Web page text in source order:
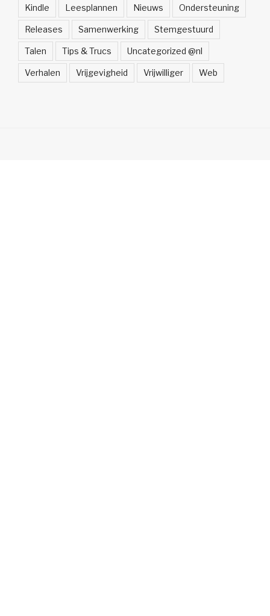
Kindle Leesplannen Nieuws Ondersteuning
Releases Samenwerking Stemgestuurd
Talen Tips & Trucs Uncategorized @nl
Verhalen Vrijgevigheid Vrijwilliger Web